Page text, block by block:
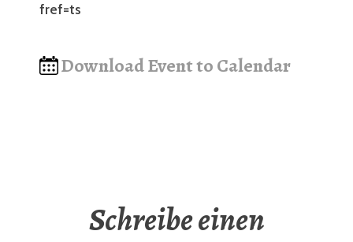
fref=ts
Download Event to Calendar
Schreibe einen